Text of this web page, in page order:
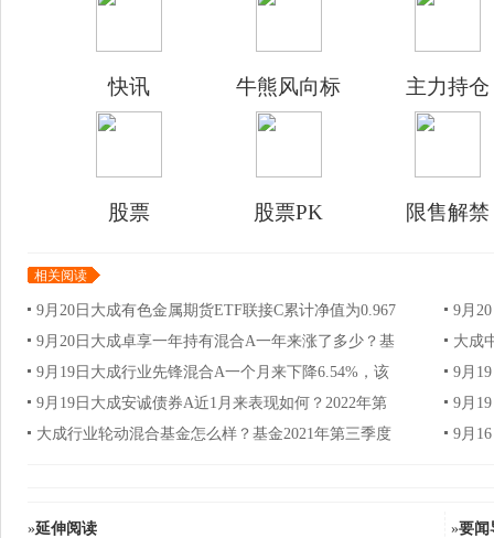
快讯 牛熊风向标 主力持仓
股票 股票PK 限售解禁
相关阅读
9月20日大成有色金属期货ETF联接C累计净值为0.967
9月
9月20日大成卓享一年持有混合A一年来涨了多少？基
大成
9月19日大成行业先锋混合A一个月来下降6.54%，该
9月
9月19日大成安诚债券A近1月来表现如何？2022年第
9月
大成行业轮动混合基金怎么样？基金2021年第三季度
9月
»延伸阅读
»要闻